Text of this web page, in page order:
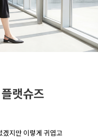
랫슈즈
지만 이렇게 귀엽고